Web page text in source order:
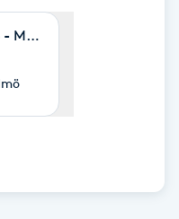
- Malmö/Stockholm